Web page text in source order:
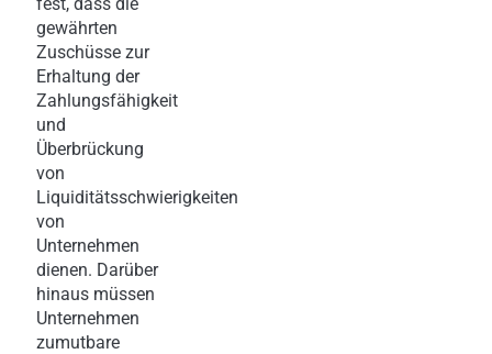
gewährten
Zuschüsse zur
Erhaltung der
Zahlungsfähigkeit
und
Überbrückung
von
Liquiditätsschwierigkeiten
von
Unternehmen
dienen. Darüber
hinaus müssen
Unternehmen
zumutbare